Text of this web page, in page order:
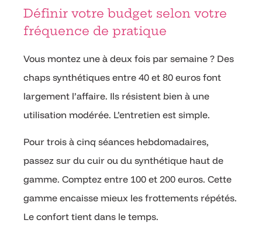
Définir votre budget selon votre
fréquence de pratique
Vous montez une à deux fois par semaine ? Des
chaps synthétiques entre 40 et 80 euros font
largement l’affaire. Ils résistent bien à une
utilisation modérée. L’entretien est simple.
Pour trois à cinq séances hebdomadaires,
passez sur du cuir ou du synthétique haut de
gamme. Comptez entre 100 et 200 euros. Cette
gamme encaisse mieux les frottements répétés.
Le confort tient dans le temps.